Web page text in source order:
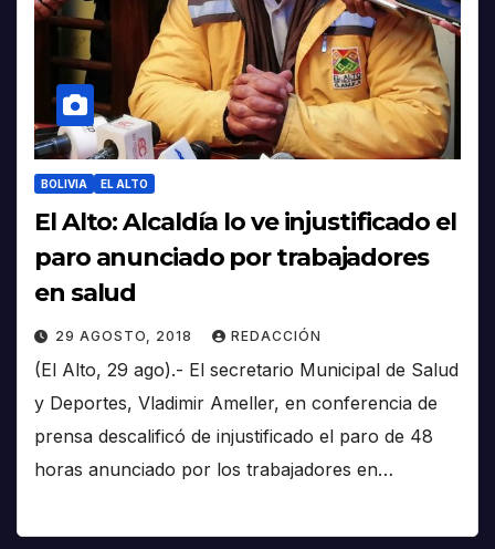
BOLIVIA EL ALTO
El Alto: Alcaldía lo ve injustificado el
paro anunciado por trabajadores
en salud
29 AGOSTO, 2018 REDACCIÓN
(El Alto, 29 ago).- El secretario Municipal de Salud
y Deportes, Vladimir Ameller, en conferencia de
prensa descalificó de injustificado el paro de 48
horas anunciado por los trabajadores en…